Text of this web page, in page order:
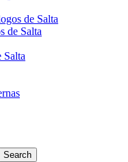
de Salta
de Salta
Salta
Search